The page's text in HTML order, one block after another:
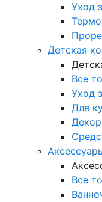
Уход
Детская
Все
Уход
Для
Все